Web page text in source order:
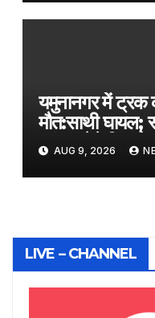
यमुनानगर में ट्रक
मौत:साथी घायल;
कांवड़ लेने निकले
AUG 9, 2026
LIVE – CHANNEL